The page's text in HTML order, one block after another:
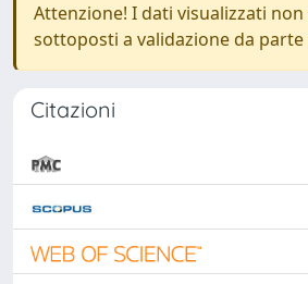
Attenzione! I dati visualizzati
sottoposti a validazione da
Citazioni